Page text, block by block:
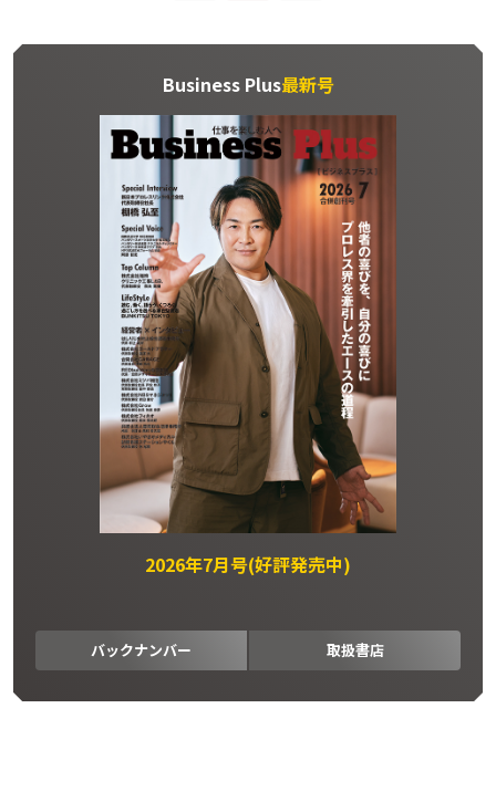
Business Plus最新号
2026年7月号(好評発売中)
バックナンバー 取扱書店